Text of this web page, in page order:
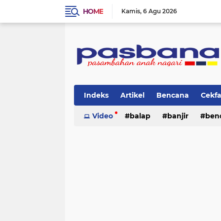
HOME Kamis 6 Agu 2026
Indeks Artikel Bencana
Musik Olahraga Pariwisata
Video balap banjir